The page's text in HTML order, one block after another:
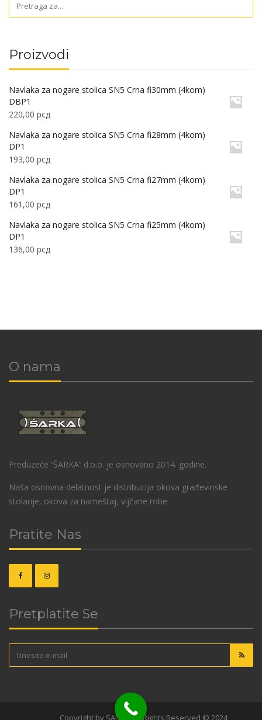
Proizvodi
Navlaka za nogare stolica SN5 Crna fi30mm (4kom)
DBP1
220,00 рсд
Navlaka za nogare stolica SN5 Crna fi28mm (4kom)
DP1
193,00 рсд
Navlaka za nogare stolica SN5 Crna fi27mm (4kom)
DP1
161,00 рсд
Navlaka za nogare stolica SN5 Crna fi25mm (4kom)
DP1
136,00 рсд
O nama
Preduzeće ‘’ŠARKA’’ d.o.o. je osnovano 2014. godine.
Naša osnovna delatnost je distribucija okova građevinske
stolarije, okova za nameštaj, vijčane robe.
Pratite Nas
Pretplatite Se
Copyright by SARKA. All Rights Reserved © 2024